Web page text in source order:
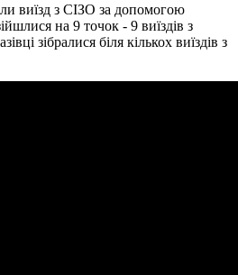
виїзд з СІЗО за допомогою
на 9 точок - 9 виїздів з
зібралися біля кількох виїздів з